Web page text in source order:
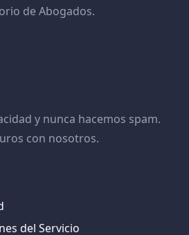
de Abogados.
y nunca hacemos spam.
con nosotros.
del Servicio